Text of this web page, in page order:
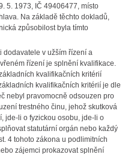
5. 1973, IČ 49406477, místo
Na základě těchto dokladů,
způsobilost byla tímto
dodavatele v užším řízení a
řízení je splnění kvalifikace.
kvalifikačních kritérií
kvalifikačních kritérií je dle
nebyl pravomocně odsouzen pro
trestného činu, jehož skutková
jde-li o fyzickou osobu, jde-li o
statutární orgán nebo každý
4 tohoto zákona u podlimitních
zájemci prokazovat splnění